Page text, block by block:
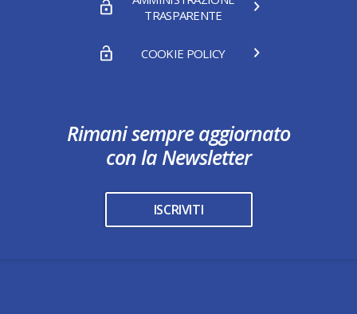
TRASPARENTE
COOKIE POLICY
Rimani sempre aggiornato
con la Newsletter
ISCRIVITI